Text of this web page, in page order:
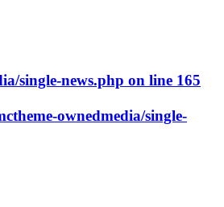
single-news.php on line 165
ownedmedia/single-